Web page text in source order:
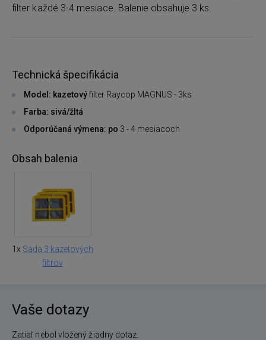
filter každé 3-4 mesiace. Balenie obsahuje 3 ks.
Technická špecifikácia
Model: kazetovýfilter Raycop MAGNUS - 3ks
Farba: sivá/žltá
Odporúčaná výmena: po 3 - 4 mesiacoch
Obsah balenia
1x Sada 3 kazetových
filtrov
Vaše dotazy
Zatiaľ nebol vložený žiadny dotaz.